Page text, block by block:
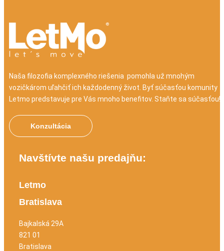
Naša filozofia komplexného riešenia pomohla už mnohým
vozičkárom uľahčiť ich každodenný život. Byť súčasťou komunity
Letmo predstavuje pre Vás mnoho benefitov. Staňte sa súčasťou!
Konzultácia
Navštívte našu predajňu:
Letmo
Bratislava
Bajkalská 29A
821 01
Bratislava